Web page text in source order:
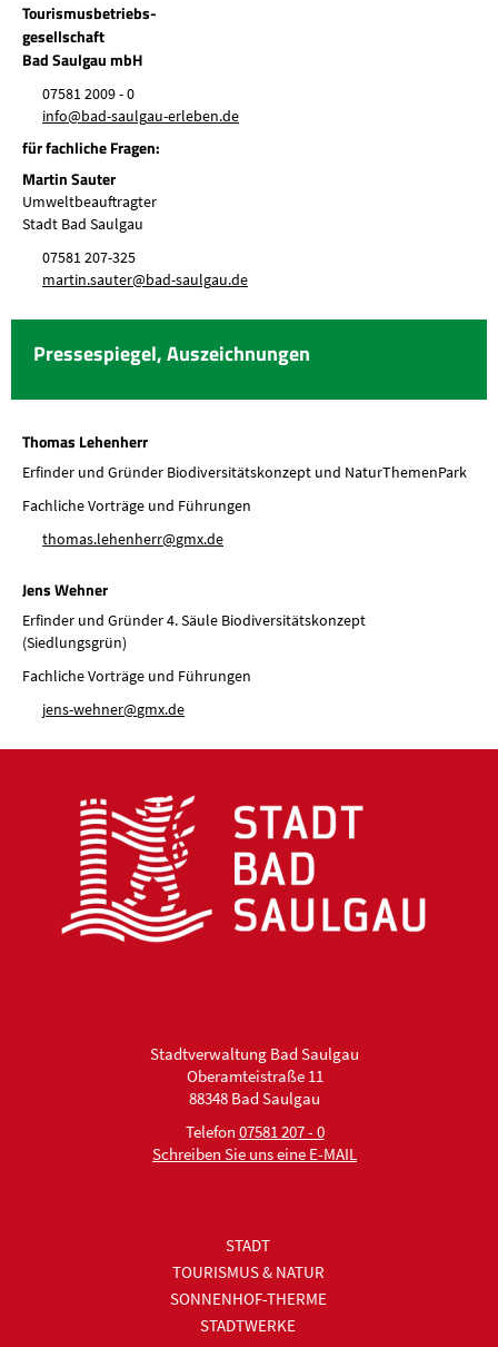
Tourismusbetriebs-
gesellschaft
Bad Saulgau mbH
07581 2009 - 0
nf
b d-s lg - rl b n d
für fachliche Fragen:
Martin Sauter
Umweltbeauftragter
Stadt Bad Saulgau
07581 207-325
m rt n s t r b d-s lg d
Pressespiegel, Auszeichnungen
Thomas Lehenherr
Erfinder und Gründer Biodiversitätskonzept und NaturThemenPark
Fachliche Vorträge und Führungen
th m s l h nh rr gmxd
Jens Wehner
Erfinder und Gründer 4. Säule Biodiversitätskonzept
(Siedlungsgrün)
Fachliche Vorträge und Führungen
j ns-w hn r gmxd
Stadtverwaltung Bad Saulgau
Oberamteistraße 11
88348 Bad Saulgau
Telefon 07581 207 - 0
Schreiben Sie uns eine E-MAIL
STADT
TOURISMUS & NATUR
SONNENHOF-THERME
STADTWERKE